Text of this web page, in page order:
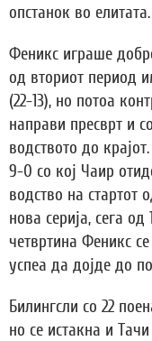
опстанок во елитата.
Феникс играше
од вториот период
(22-13), но потоа
направи пресврт и
водството до
9-0 со кој Чаир
водство на стартот
нова серија, сега
четвртина Феникс
успеа да дојде до
Билингсли со 22
но се истакна и